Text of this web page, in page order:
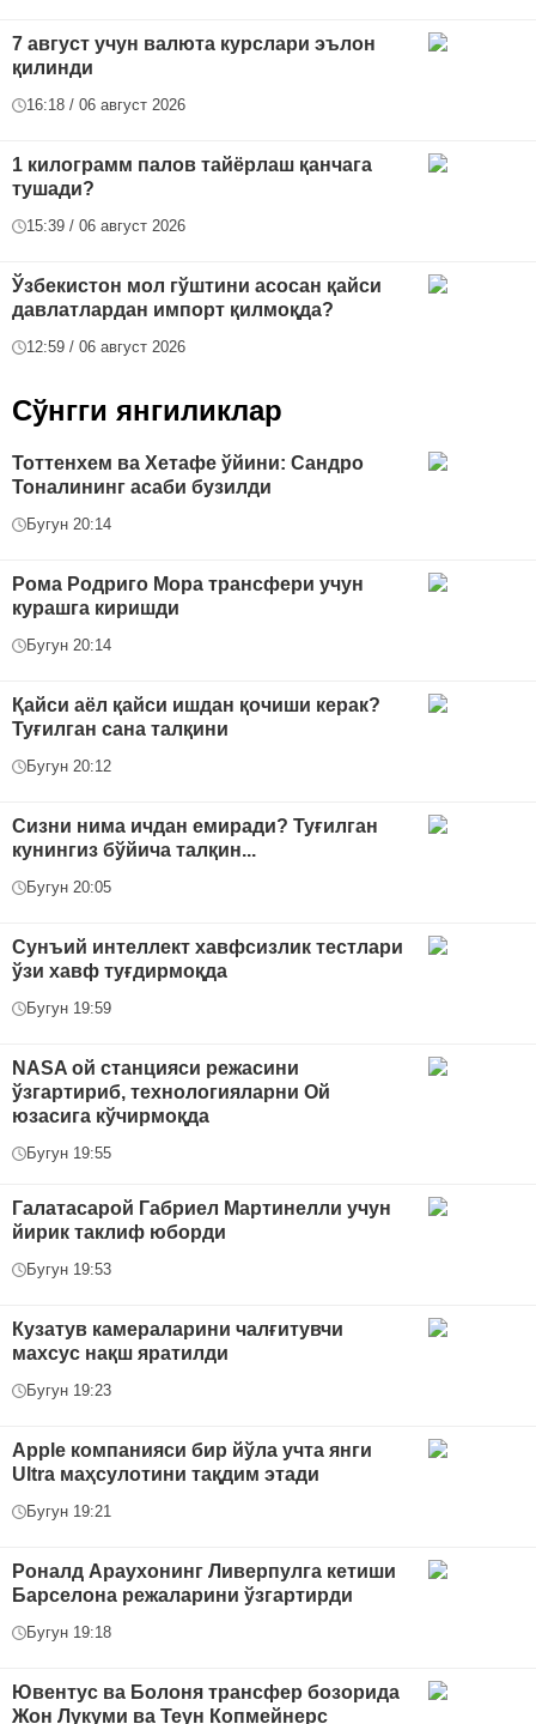
7 август учун валюта курслари эълон
қилинди
16:18 / 06 август 2026
1 килограмм палов тайёрлаш қанчага
тушади?
15:39 / 06 август 2026
Ўзбекистон мол гўштини асосан қайси
давлатлардан импорт қилмоқда?
12:59 / 06 август 2026
Сўнгги янгиликлар
Тоттенхем ва Хетафе ўйини: Сандро
Тоналининг асаби бузилди
Бугун 20:14
Рома Родриго Мора трансфери учун
курашга киришди
Бугун 20:14
Қайси аёл қайси ишдан қочиши керак?
Туғилган сана талқини
Бугун 20:12
Сизни нима ичдан емиради? Туғилган
кунингиз бўйича талқин...
Бугун 20:05
Сунъий интеллект хавфсизлик тестлари
ўзи хавф туғдирмоқда
Бугун 19:59
NASA ой станцияси режасини
ўзгартириб, технологияларни Ой
юзасига кўчирмоқда
Бугун 19:55
Галатасарой Габриел Мартинелли учун
йирик таклиф юборди
Бугун 19:53
Кузатув камераларини чалғитувчи
махсус нақш яратилди
Бугун 19:23
Apple компанияси бир йўла учта янги
Ultra маҳсулотини тақдим этади
Бугун 19:21
Роналд Араухонинг Ливерпулга кетиши
Барселона режаларини ўзгартирди
Бугун 19:18
Ювентус ва Болоня трансфер бозорида
Жон Лукуми ва Теун Копмейнерс